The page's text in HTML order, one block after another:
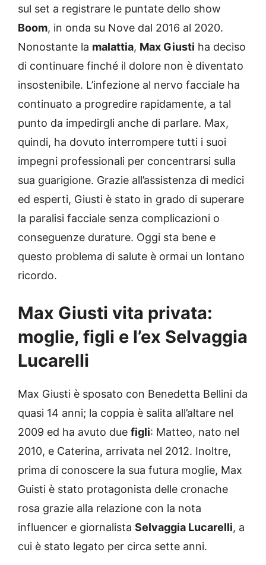
sul set a registrare le puntate dello show
Boom, in onda su Nove dal 2016 al 2020.
Nonostante la malattia, Max Giusti ha deciso
di continuare finché il dolore non è diventato
insostenibile. L’infezione al nervo facciale ha
continuato a progredire rapidamente, a tal
punto da impedirgli anche di parlare. Max,
quindi, ha dovuto interrompere tutti i suoi
impegni professionali per concentrarsi sulla
sua guarigione. Grazie all’assistenza di medici
ed esperti, Giusti è stato in grado di superare
la paralisi facciale senza complicazioni o
conseguenze durature. Oggi sta bene e
questo problema di salute è ormai un lontano
ricordo.
Max Giusti vita privata:
moglie, figli e l’ex Selvaggia
Lucarelli
Max Giusti è sposato con Benedetta Bellini da
quasi 14 anni; la coppia è salita all’altare nel
2009 ed ha avuto due figli: Matteo, nato nel
2010, e Caterina, arrivata nel 2012. Inoltre,
prima di conoscere la sua futura moglie, Max
Guisti è stato protagonista delle cronache
rosa grazie alla relazione con la nota
influencer e giornalista Selvaggia Lucarelli, a
cui è stato legato per circa sette anni.